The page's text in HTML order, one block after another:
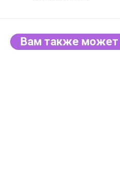
Вам также может